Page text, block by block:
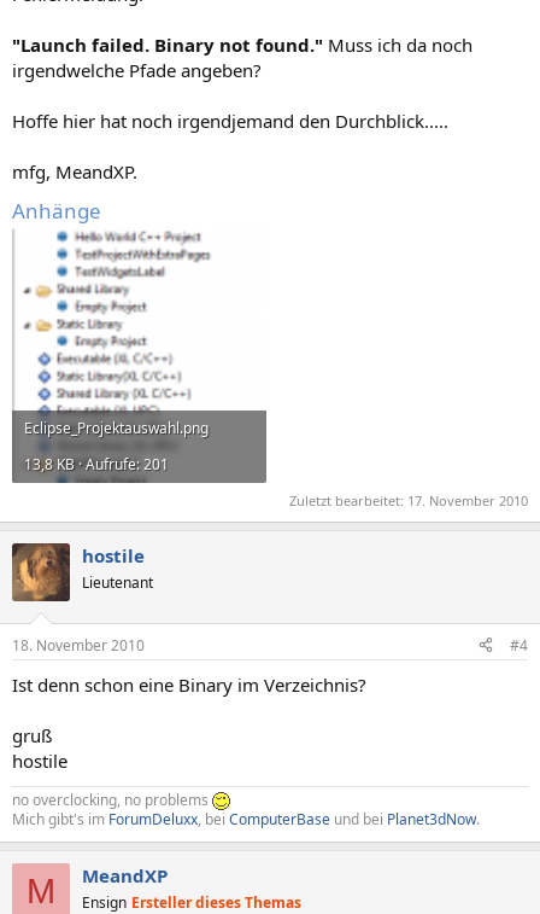
"Launch failed. Binary not found." Muss ich da noch
irgendwelche Pfade angeben?
Hoffe hier hat noch irgendjemand den Durchblick.....
mfg, MeandXP.
Anhänge
Eclipse_Projektauswahl.png
13,8 KB · Aufrufe: 201
Zuletzt bearbeitet: 17. November 2010
hostile
Lieutenant
18. November 2010 #4
Ist denn schon eine Binary im Verzeichnis?
gruß
hostile
no overclocking, no problems
Mich gibt's im ForumDeluxx, bei ComputerBase und bei Planet3dNow.
M MeandXP
Ensign Ersteller dieses Themas